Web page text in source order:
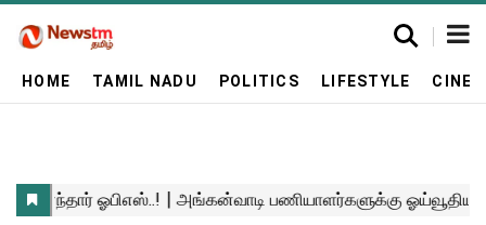
HOME TAMIL NADU POLITICS LIFESTYLE